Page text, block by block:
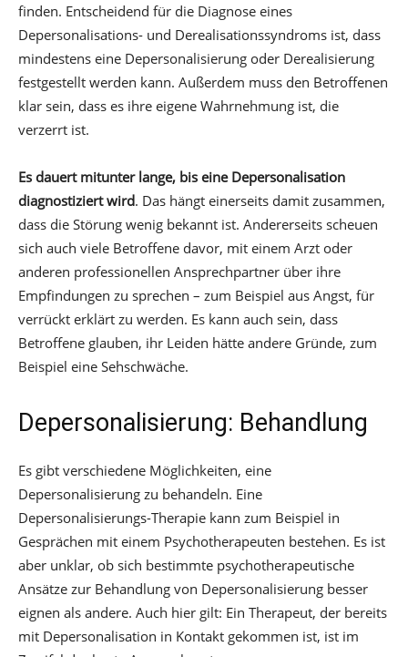
finden. Entscheidend für die Diagnose eines
Depersonalisations- und Derealisationssyndroms ist, dass
mindestens eine Depersonalisierung oder Derealisierung
festgestellt werden kann. Außerdem muss den Betroffenen
klar sein, dass es ihre eigene Wahrnehmung ist, die
verzerrt ist.
Es dauert mitunter lange, bis eine Depersonalisation
diagnostiziert wird. Das hängt einerseits damit zusammen,
dass die Störung wenig bekannt ist. Andererseits scheuen
sich auch viele Betroffene davor, mit einem Arzt oder
anderen professionellen Ansprechpartner über ihre
Empfindungen zu sprechen – zum Beispiel aus Angst, für
verrückt erklärt zu werden. Es kann auch sein, dass
Betroffene glauben, ihr Leiden hätte andere Gründe, zum
Beispiel eine Sehschwäche.
Depersonalisierung: Behandlung
Es gibt verschiedene Möglichkeiten, eine
Depersonalisierung zu behandeln. Eine
Depersonalisierungs-Therapie kann zum Beispiel in
Gesprächen mit einem Psychotherapeuten bestehen. Es ist
aber unklar, ob sich bestimmte psychotherapeutische
Ansätze zur Behandlung von Depersonalisierung besser
eignen als andere. Auch hier gilt: Ein Therapeut, der bereits
mit Depersonalisation in Kontakt gekommen ist, ist im